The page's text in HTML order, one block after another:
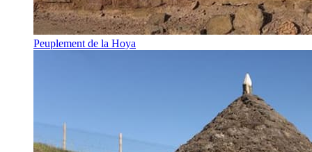
Peuplement de la Hoya